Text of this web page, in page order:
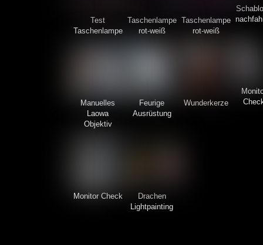
Test
Taschenlampe
Taschenlampe
rot-weiß
Taschenlampe
rot-weiß
Manuelles
Laowa
Objektiv
Feurige
Ausrüstung
Wunderkerze
Monitor Check
Drachen
Lightpainting